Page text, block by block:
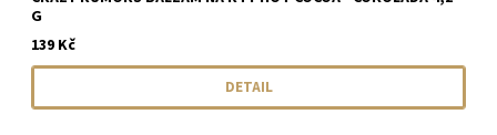
G
139 Kč
DETAIL